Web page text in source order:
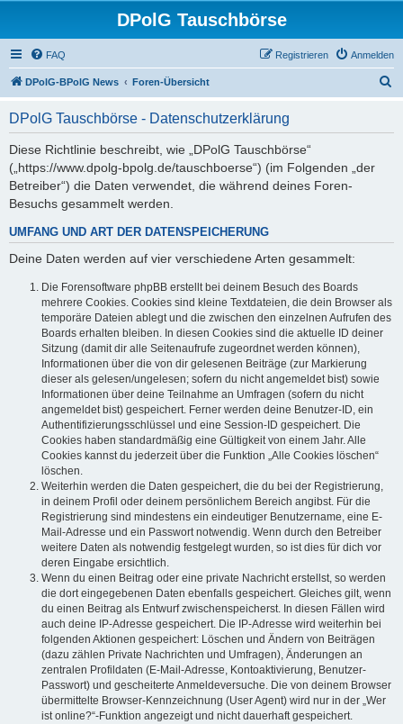
DPolG Tauschbörse
FAQ Anmelden
Registrieren
DPolG-BPolG News Foren-Übersicht
DPolG Tauschbörse - Datenschutzerklärung
Diese Richtlinie beschreibt, wie „DPolG Tauschbörse“
(„https://www.dpolg-bpolg.de/tauschboerse“) (im Folgenden „der
Betreiber“) die Daten verwendet, die während deines Foren-
Besuchs gesammelt werden.
UMFANG UND ART DER DATENSPEICHERUNG
Deine Daten werden auf vier verschiedene Arten gesammelt:
Die Forensoftware phpBB erstellt bei deinem Besuch des Boards
mehrere Cookies. Cookies sind kleine Textdateien, die dein Browser als
temporäre Dateien ablegt und die zwischen den einzelnen Aufrufen des
Boards erhalten bleiben. In diesen Cookies sind die aktuelle ID deiner
Sitzung (damit dir alle Seitenaufrufe zugeordnet werden können),
Informationen über die von dir gelesenen Beiträge (zur Markierung
dieser als gelesen/ungelesen; sofern du nicht angemeldet bist) sowie
Informationen über deine Teilnahme an Umfragen (sofern du nicht
angemeldet bist) gespeichert. Ferner werden deine Benutzer-ID, ein
Authentifizierungsschlüssel und eine Session-ID gespeichert. Die
Cookies haben standardmäßig eine Gültigkeit von einem Jahr. Alle
Cookies kannst du jederzeit über die Funktion „Alle Cookies löschen“
löschen.
Weiterhin werden die Daten gespeichert, die du bei der Registrierung,
in deinem Profil oder deinem persönlichem Bereich angibst. Für die
Registrierung sind mindestens ein eindeutiger Benutzername, eine E-
Mail-Adresse und ein Passwort notwendig. Wenn durch den Betreiber
weitere Daten als notwendig festgelegt wurden, so ist dies für dich vor
deren Eingabe ersichtlich.
Wenn du einen Beitrag oder eine private Nachricht erstellst, so werden
die dort eingegebenen Daten ebenfalls gespeichert. Gleiches gilt, wenn
du einen Beitrag als Entwurf zwischenspeicherst. In diesen Fällen wird
auch deine IP-Adresse gespeichert. Die IP-Adresse wird weiterhin bei
folgenden Aktionen gespeichert: Löschen und Ändern von Beiträgen
(dazu zählen Private Nachrichten und Umfragen), Änderungen an
zentralen Profildaten (E-Mail-Adresse, Kontoaktivierung, Benutzer-
Passwort) und gescheiterte Anmeldeversuche. Die von deinem Browser
übermittelte Browser-Kennzeichnung (User Agent) wird nur in der „Wer
ist online?“-Funktion angezeigt und nicht dauerhaft gespeichert.